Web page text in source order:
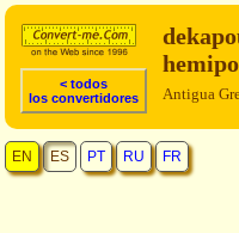
< todos
los convertidores
Antigua
EN ES PT RU FR